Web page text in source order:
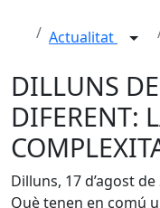
Actualitat
DILLUNS
DIFERENT:
Dilluns, 17 d’agost
Què tenen en comú